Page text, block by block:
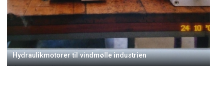
Hydraulikmotorer til vindmølle industrien